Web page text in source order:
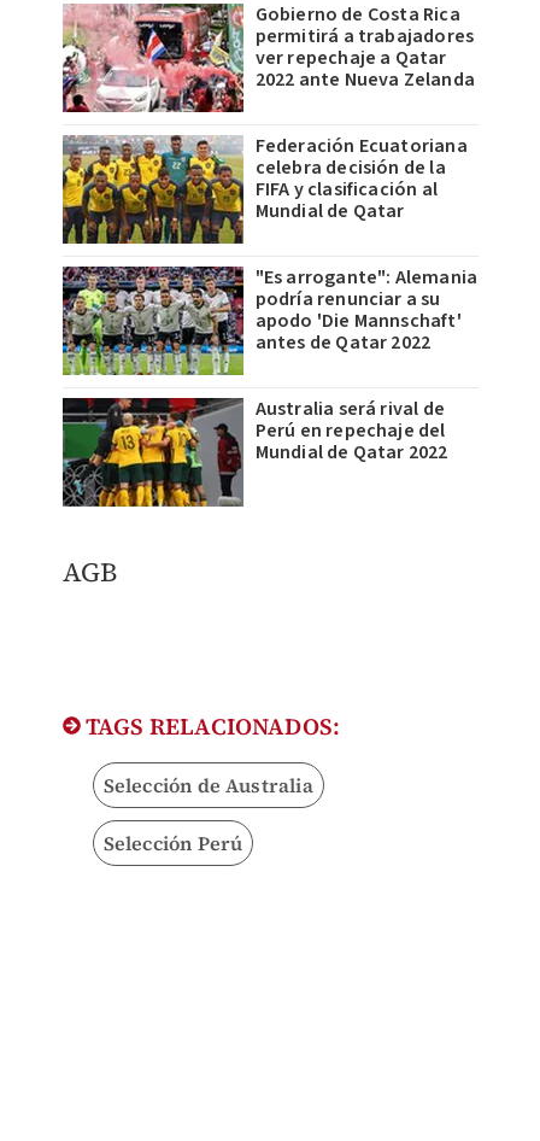
Gobierno de Costa Rica
permitirá a trabajadores
ver repechaje a Qatar
2022 ante Nueva Zelanda
Federación Ecuatoriana
celebra decisión de la
FIFA y clasificación al
Mundial de Qatar
"Es arrogante": Alemania
podría renunciar a su
apodo 'Die Mannschaft'
antes de Qatar 2022
Australia será rival de
Perú en repechaje del
Mundial de Qatar 2022
​AGB
TAGS RELACIONADOS:
Selección de Australia
Selección Perú